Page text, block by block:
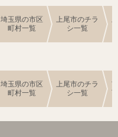
埼玉県の市区
町村一覧
上尾市のチラ
シ一覧
埼玉県の市区
町村一覧
上尾市のチラ
シ一覧